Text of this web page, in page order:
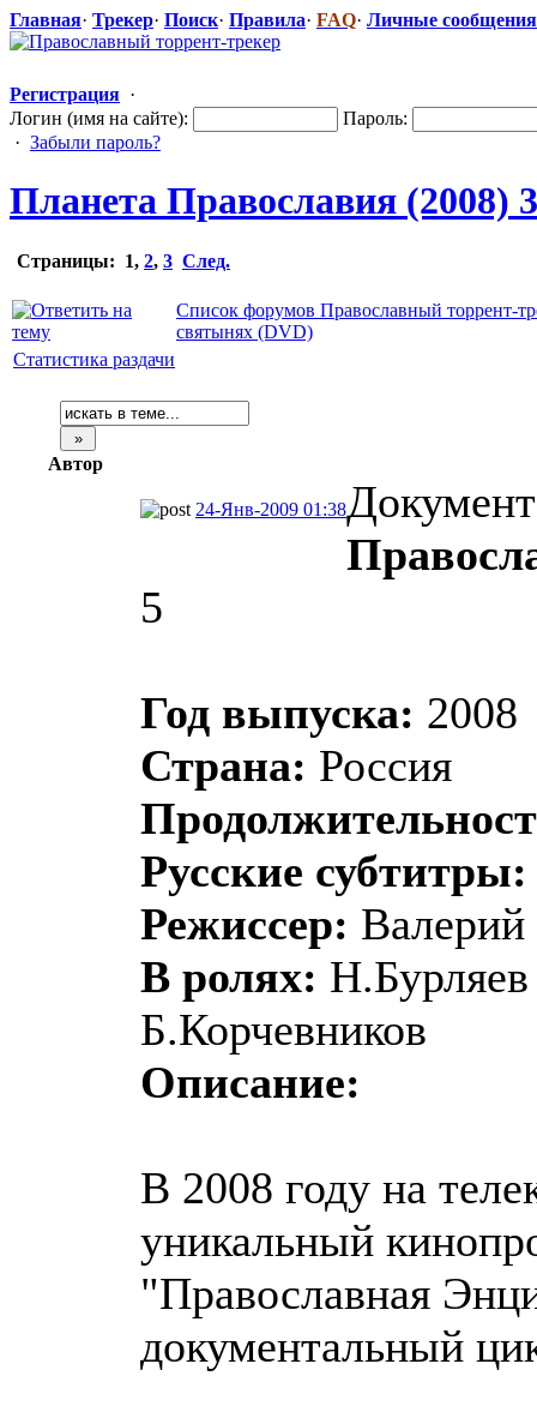
Главная· Трекер· Поиск· Правила· FAQ· Личные сообщения
Регистрация ·
Логин (имя на сайте):
Пароль:
· Забыли пароль?
Планета Православия (2008)
Страницы: 1, 2, 3 След.
Список форумов Православный торрент-
святынях (DVD)
Статистика раздачи
Автор
24-Янв-2009 01:38
5
Год выпуска: 2008
Страна: Россия
Русские субтитры:
Режиссер: Валерий
В ролях:
Б.Корчевников
Описание:
В 2008 году на
уникальный
"Православная
документальный